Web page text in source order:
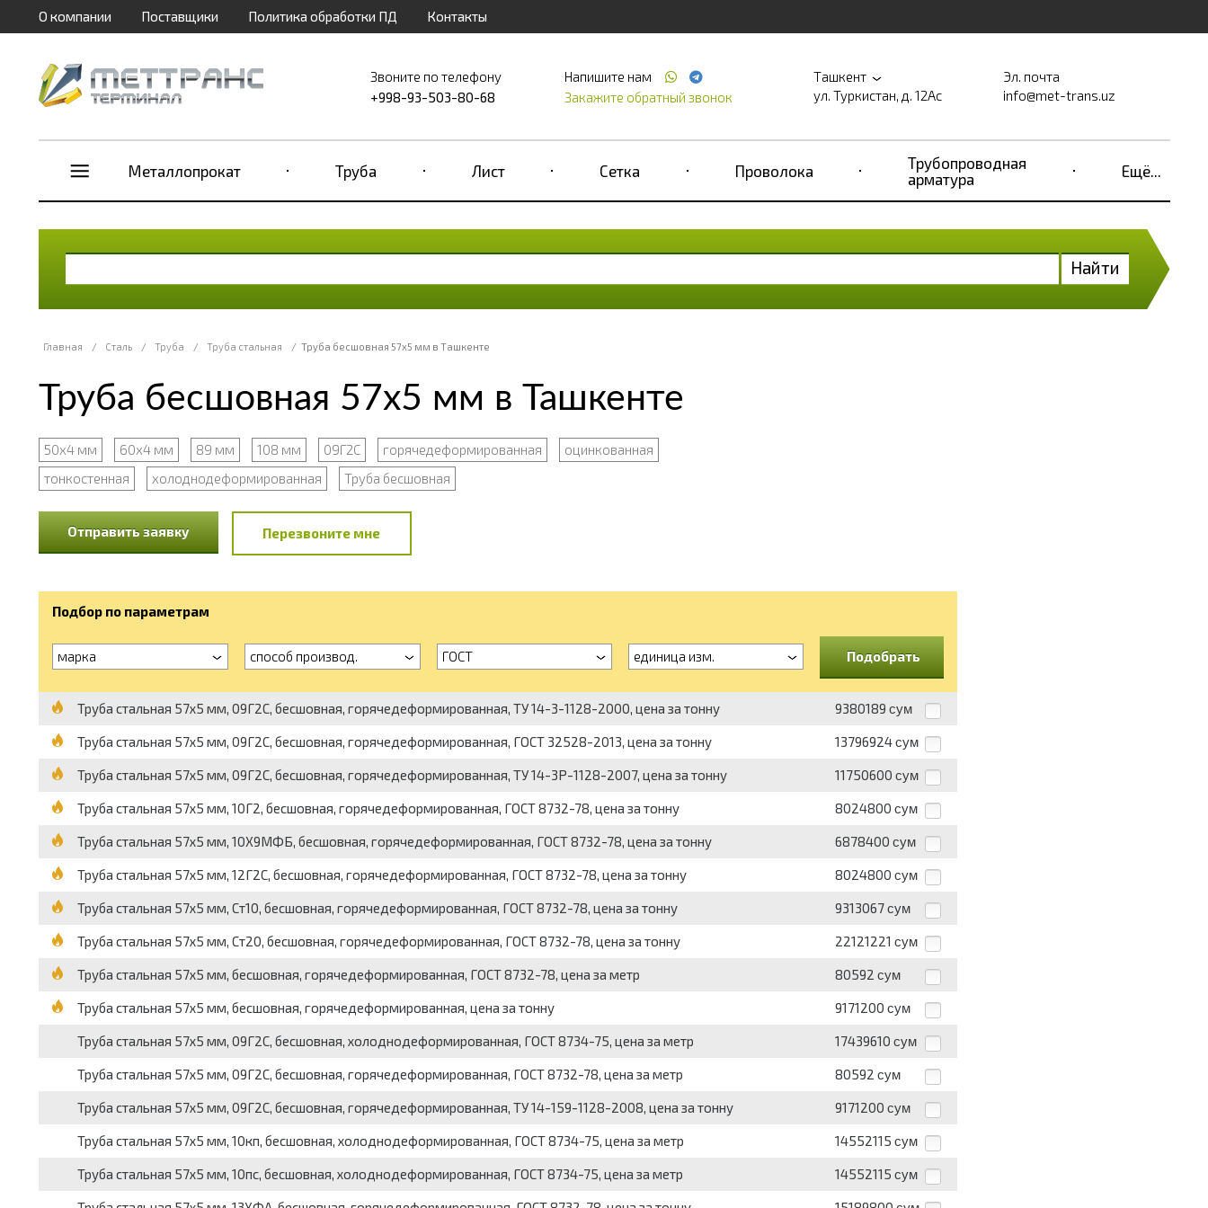
О компании Поставщики Политика обработки ПД Контакты
Звоните по телефону
+998-93-503-80-68
Напишите нам
Закажите обратный звонок
Ташкент
ул. Туркистан, д. 12Ас
Эл. почта
info@met-trans.uz
Металлопрокат Труба Лист Сетка Проволока
Трубопроводная
арматура
Ещё...
Найти
Главная / Сталь / Труба / Труба стальная / Труба бесшовная 57х5 мм в Ташкенте
Труба бесшовная 57х5 мм в Ташкенте
50х4 мм 60х4 мм 89 мм 108 мм 09Г2С горячедеформированная
оцинкованная
тонкостенная
холоднодеформированная Труба бесшовная
Отправить заявку Перезвоните мне
Подбор по параметрам
марка способ производ. ГОСТ единица изм. Подобрать
Труба стальная 57х5 мм, 09Г2С, бесшовная, горячедеформированная, ТУ 14-3-1128-2000, цена за тонну 9380189 сум
Труба стальная 57х5 мм, 09Г2С, бесшовная, горячедеформированная, ГОСТ 32528-2013, цена за тонну 13796924 сум
Труба стальная 57х5 мм, 09Г2С, бесшовная, горячедеформированная, ТУ 14-3Р-1128-2007, цена за тонну 11750600 сум
Труба стальная 57х5 мм, 10Г2, бесшовная, горячедеформированная, ГОСТ 8732-78, цена за тонну 8024800 сум
Труба стальная 57х5 мм, 10Х9МФБ, бесшовная, горячедеформированная, ГОСТ 8732-78, цена за тонну 6878400 сум
Труба стальная 57х5 мм, 12Г2С, бесшовная, горячедеформированная, ГОСТ 8732-78, цена за тонну 8024800 сум
Труба стальная 57х5 мм, Ст10, бесшовная, горячедеформированная, ГОСТ 8732-78, цена за тонну 9313067 сум
Труба стальная 57х5 мм, Ст20, бесшовная, горячедеформированная, ГОСТ 8732-78, цена за тонну 22121221 сум
Труба стальная 57х5 мм, бесшовная, горячедеформированная, ГОСТ 8732-78, цена за метр 80592 сум
Труба стальная 57х5 мм, бесшовная, горячедеформированная, цена за тонну 9171200 сум
Труба стальная 57х5 мм, 09Г2С, бесшовная, холоднодеформированная, ГОСТ 8734-75, цена за метр 17439610 сум
Труба стальная 57х5 мм, 09Г2С, бесшовная, горячедеформированная, ГОСТ 8732-78, цена за метр 80592 сум
Труба стальная 57х5 мм, 09Г2С, бесшовная, горячедеформированная, ТУ 14-159-1128-2008, цена за тонну 9171200 сум
Труба стальная 57х5 мм, 10кп, бесшовная, холоднодеформированная, ГОСТ 8734-75, цена за метр 14552115 сум
Труба стальная 57х5 мм, 10пс, бесшовная, холоднодеформированная, ГОСТ 8734-75, цена за метр 14552115 сум